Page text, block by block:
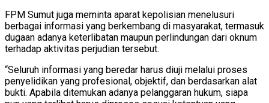
FPM Sumut juga meminta aparat kepolisian menelusuri
berbagai informasi yang berkembang di masyarakat, termasuk
dugaan adanya keterlibatan maupun perlindungan dari oknum
terhadap aktivitas perjudian tersebut.
“Seluruh informasi yang beredar harus diuji melalui proses
penyelidikan yang profesional, objektif, dan berdasarkan alat
bukti. Apabila ditemukan adanya pelanggaran hukum, siapa